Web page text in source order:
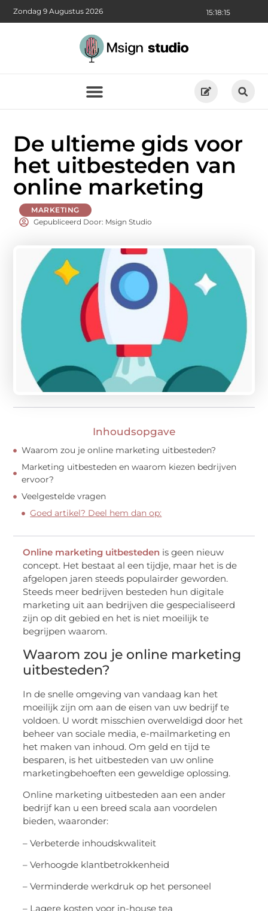
15:18:16
Zondag 9 Augustus 2026
De ultieme gids voor
het uitbesteden van
online marketing
MARKETING
Gepubliceerd Door: Msign Studio
Inhoudsopgave
Waarom zou je online marketing uitbesteden?
Marketing uitbesteden en waarom kiezen bedrijven
ervoor?
Veelgestelde vragen
Goed artikel? Deel hem dan op:
Online marketing uitbesteden is geen nieuw
concept. Het bestaat al een tijdje, maar het is de
afgelopen jaren steeds populairder geworden.
Steeds meer bedrijven besteden hun digitale
marketing uit aan bedrijven die gespecialiseerd
zijn op dit gebied en het is niet moeilijk te
begrijpen waarom.
Waarom zou je online marketing
uitbesteden?
In de snelle omgeving van vandaag kan het
moeilijk zijn om aan de eisen van uw bedrijf te
voldoen. U wordt misschien overweldigd door het
beheer van sociale media, e-mailmarketing en
het maken van inhoud. Om geld en tijd te
besparen, is het uitbesteden van uw online
marketingbehoeften een geweldige oplossing.
Online marketing uitbesteden aan een ander
bedrijf kan u een breed scala aan voordelen
bieden, waaronder:
– Verbeterde inhoudskwaliteit
– Verhoogde klantbetrokkenheid
– Verminderde werkdruk op het personeel
– Lagere kosten voor in-house tea